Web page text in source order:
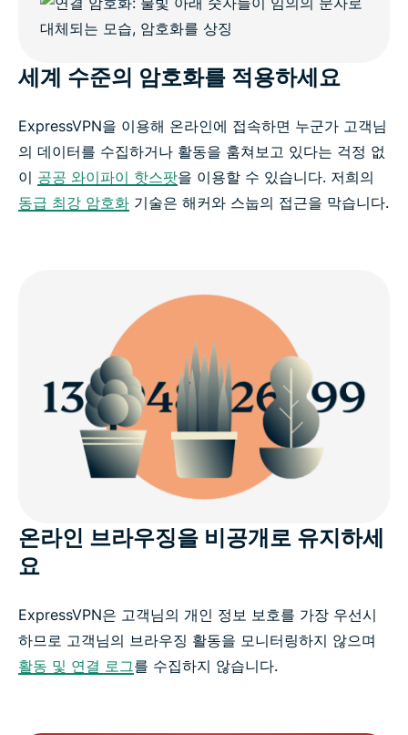
세계 수준의 암호화를 적용하세요
ExpressVPN을 이용해 온라인에 접속하면 누군가 고객님
의 데이터를 수집하거나 활동을 훔쳐보고 있다는 걱정 없
이 공공 와이파이 핫스팟을 이용할 수 있습니다. 저희의
동급 최강 암호화 기술은 해커와 스눕의 접근을 막습니다.
온라인 브라우징을 비공개로 유지하세
요
ExpressVPN은 고객님의 개인 정보 보호를 가장 우선시
하므로 고객님의 브라우징 활동을 모니터링하지 않으며
활동 및 연결 로그를 수집하지 않습니다.